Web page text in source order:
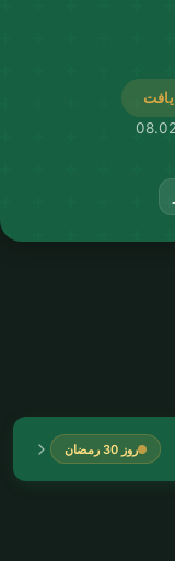
روز 30 رمضان